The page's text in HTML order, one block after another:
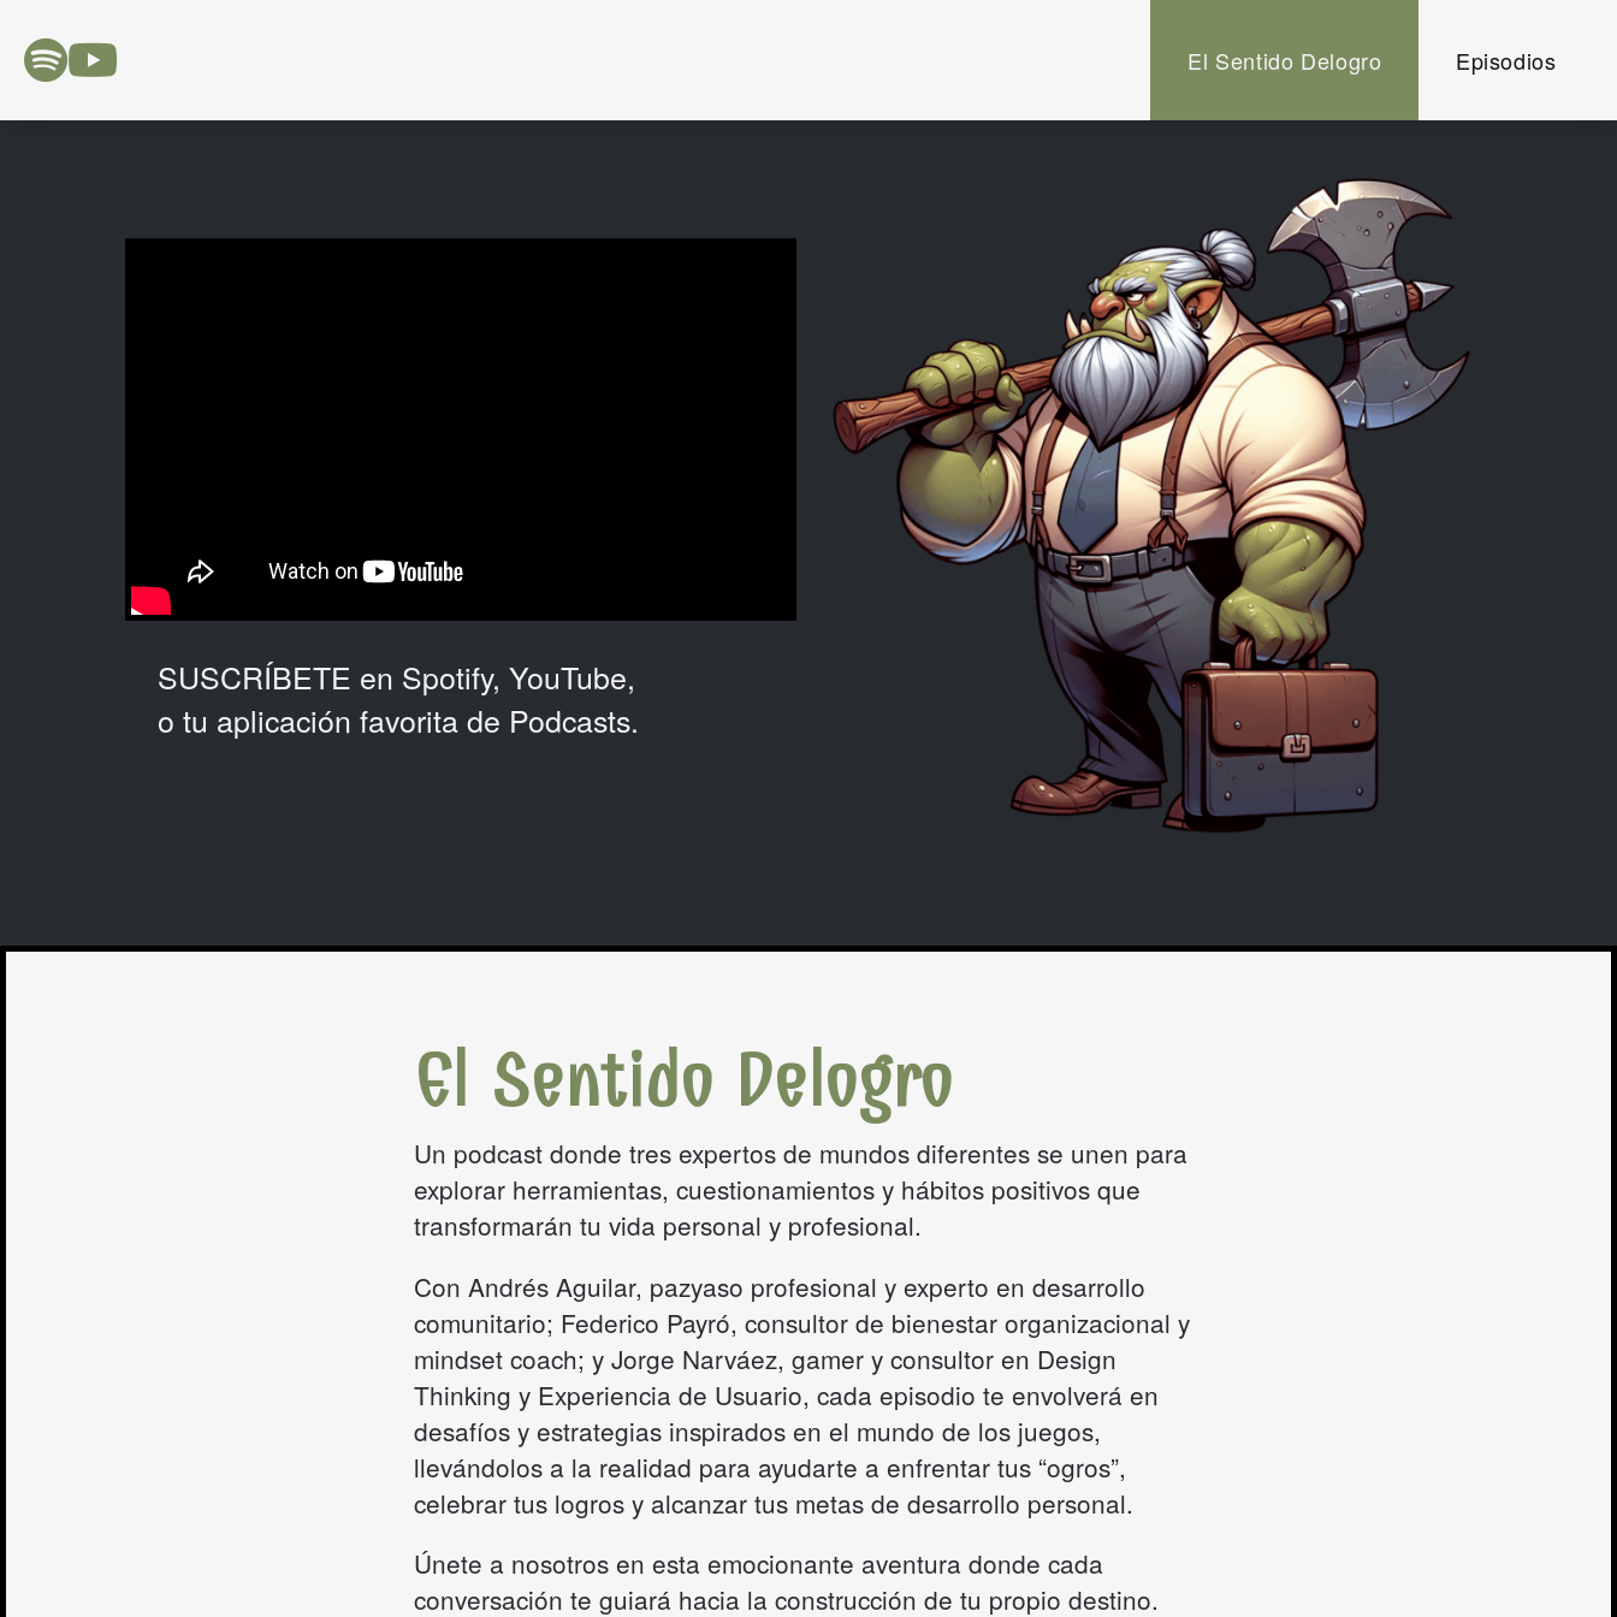
El Sentido Delogro Episodios
SUSCRÍBETE en Spotify, YouTube,
o tu aplicación favorita de Podcasts.
El Sentido Delogro
Un podcast donde tres expertos de mundos diferentes se unen para
explorar herramientas, cuestionamientos y hábitos positivos que
transformarán tu vida personal y profesional.
Con Andrés Aguilar, pazyaso profesional y experto en desarrollo
comunitario; Federico Payró, consultor de bienestar organizacional y
mindset coach; y Jorge Narváez, gamer y consultor en Design
Thinking y Experiencia de Usuario, cada episodio te envolverá en
desafíos y estrategias inspirados en el mundo de los juegos,
llevándolos a la realidad para ayudarte a enfrentar tus “ogros”,
celebrar tus logros y alcanzar tus metas de desarrollo personal.
Únete a nosotros en esta emocionante aventura donde cada
conversación te guiará hacia la construcción de tu propio destino.